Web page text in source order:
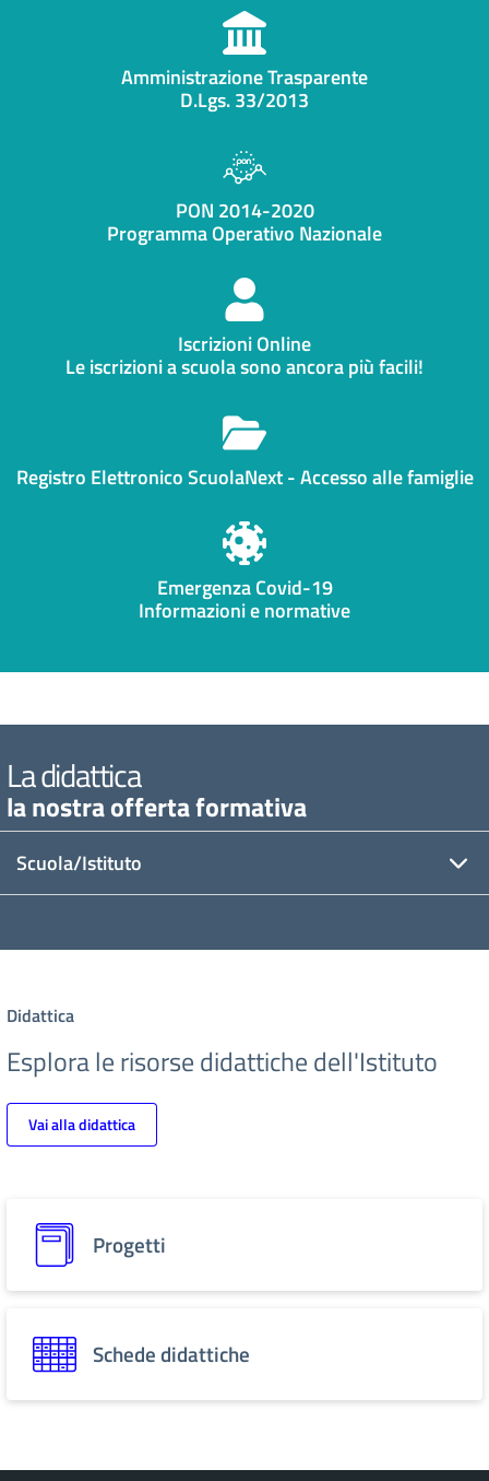
Amministrazione Trasparente
D.Lgs. 33/2013
PON 2014-2020
Programma Operativo Nazionale
Iscrizioni Online
Le iscrizioni a scuola sono ancora più facili!
Registro Elettronico ScuolaNext - Accesso alle famiglie
Emergenza Covid-19
Informazioni e normative
La didattica
la nostra offerta formativa
Scuola/Istituto
Didattica
Esplora le risorse didattiche dell'Istituto
Vai alla didattica
Progetti
Schede didattiche